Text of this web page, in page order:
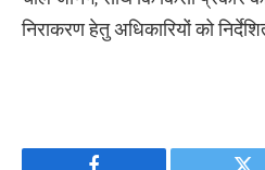
निराकरण हेतु अधिकारियों को